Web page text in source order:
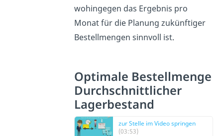
wohingegen das Ergebnis pro
Monat für die Planung zukünftiger
Bestellmengen sinnvoll ist.
Optimale Bestellmenge
Durchschnittlicher
Lagerbestand
zur Stelle im Video springen
(03:53)